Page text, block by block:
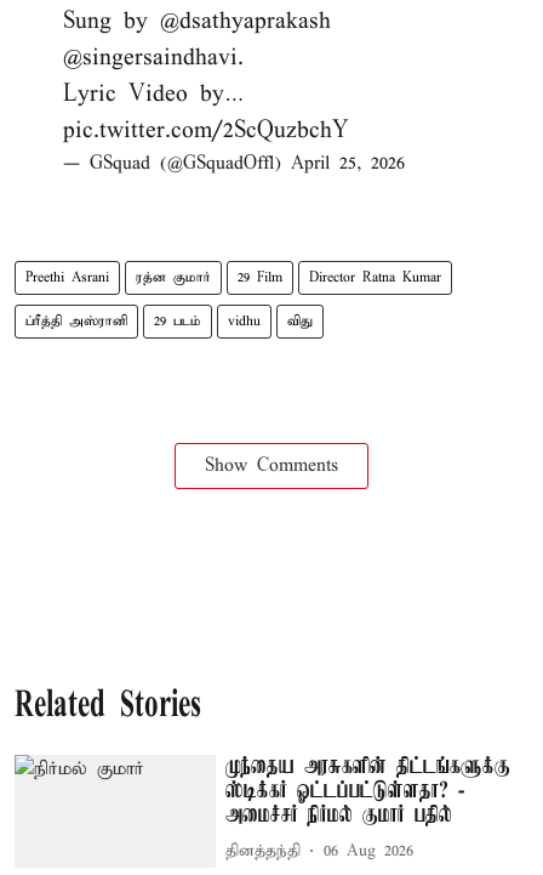
Sung by @dsathyaprakash
@singersaindhavi.
Lyric Video by…
pic.twitter.com/2ScQuzbchY
— GSquad (@GSquadOffl) April 25, 2026
Preethi Asrani ரத்ன குமார் 29 Film Director Ratna Kumar
ப்ரீத்தி அஸ்ரானி 29 படம் vidhu விது
Show Comments
Related Stories
முந்தைய அரசுகளின் திட்டங்களுக்கு
ஸ்டிக்கர் ஓட்டப்பட்டுள்ளதா? -
அமைச்சர் நிர்மல் குமார் பதில்
தினத்தந்தி 06 Aug 2026